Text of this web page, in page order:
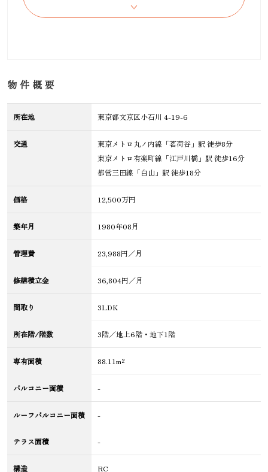
物件概要
所在地 東京都文京区小石川 4-19-6
交通
東京メトロ丸ノ内線「茗荷谷」駅 徒歩8分
東京メトロ有楽町線「江戸川橋」駅 徒歩16分
都営三田線「白山」駅 徒歩18分
価格 12,500万円
築年月 1980年08月
管理費 23,988円／月
修繕積立金 36,804円／月
間取り 3LDK
所在階/階数 3階／地上6階・地下1階
専有面積 88.11m²
バルコニー面積 -
ルーフバルコニー面積 -
テラス面積 -
構造 RC